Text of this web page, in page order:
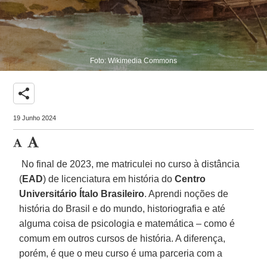
Foto: Wikimedia Commons
share
19 Junho 2024
No final de 2023, me matriculei no curso à distância
(EAD) de licenciatura em história do Centro
Universitário Ítalo Brasileiro. Aprendi noções de
história do Brasil e do mundo, historiografia e até
alguma coisa de psicologia e matemática – como é
comum em outros cursos de história. A diferença,
porém, é que o meu curso é uma parceria com a